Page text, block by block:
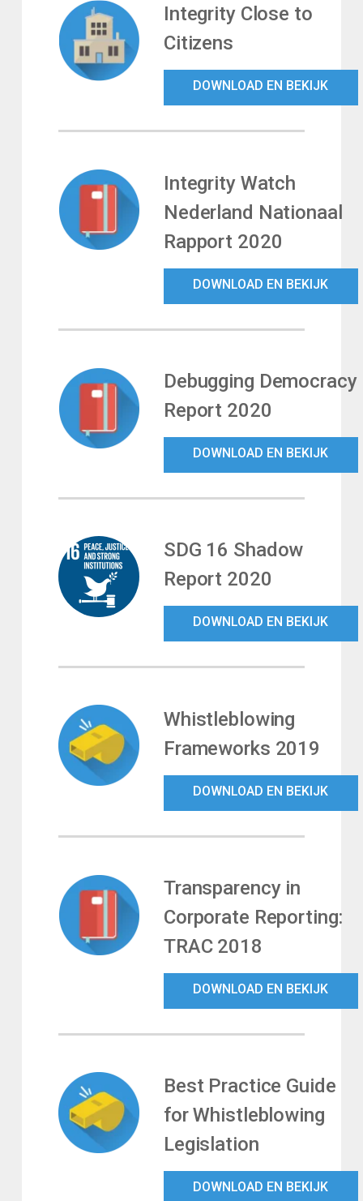
Integrity Close to
Citizens
DOWNLOAD EN BEKIJK
Integrity Watch
Nederland Nationaal
Rapport 2020
DOWNLOAD EN BEKIJK
Debugging Democracy
Report 2020
DOWNLOAD EN BEKIJK
SDG 16 Shadow
Report 2020
DOWNLOAD EN BEKIJK
Whistleblowing
Frameworks 2019
DOWNLOAD EN BEKIJK
Transparency in
Corporate Reporting:
TRAC 2018
DOWNLOAD EN BEKIJK
Best Practice Guide
for Whistleblowing
Legislation
DOWNLOAD EN BEKIJK